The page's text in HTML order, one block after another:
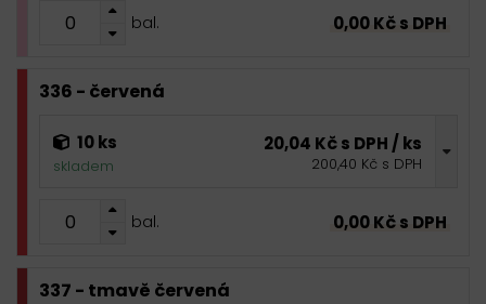
bal. 0,00 Kč s DPH
336 - červená
10 ks
skladem
20,04 Kč s DPH / ks
200,40 Kč s DPH
bal. 0,00 Kč s DPH
337 - tmavě červená